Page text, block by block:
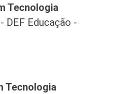
Tecnologia
- DEF Educação -
Tecnologia